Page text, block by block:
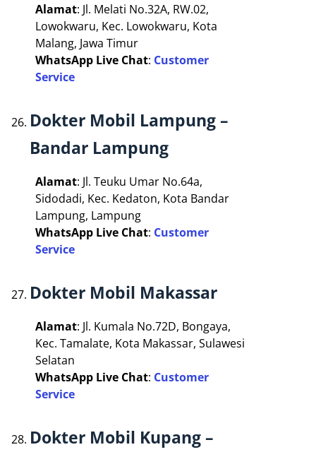
Alamat: Jl. Melati No.32A, RW.02,
Lowokwaru, Kec. Lowokwaru, Kota
Malang, Jawa Timur
WhatsApp Live Chat: Customer
Service
Dokter Mobil Lampung –
Bandar Lampung
Alamat: Jl. Teuku Umar No.64a,
Sidodadi, Kec. Kedaton, Kota Bandar
Lampung, Lampung
WhatsApp Live Chat: Customer
Service
Dokter Mobil Makassar
Alamat: Jl. Kumala No.72D, Bongaya,
Kec. Tamalate, Kota Makassar, Sulawesi
Selatan
WhatsApp Live Chat: Customer
Service
Dokter Mobil Kupang –